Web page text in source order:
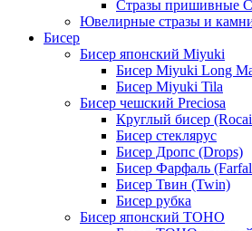
Стразы пришивные
Ювелирные стразы и
Бисер
Бисер японский Miyuki
Бисер Miyuki Long
Бисер Miyuki Tila
Бисер чешский Preciosa
Круглый бисер
Бисер стеклярус
Бисер Дропс (Drops)
Бисер Фарфаль
Бисер Твин (Twin)
Бисер рубка
Бисер японский TOHO